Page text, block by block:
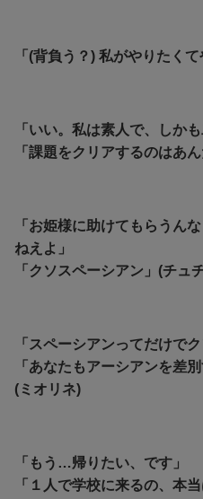
「(背負う？) 私がやりたく
「いい。私は素人で、しかも
「課題をクリアするのはあ
「お姫様に助けてもらうん
ねえよ」
「クソスペーシアン」(チュ
「スペーシアンってだけで
「あなたもアーシアンを差
(ミオリネ)
「もう…帰りたい、です」
「１人で学校に来るの、本